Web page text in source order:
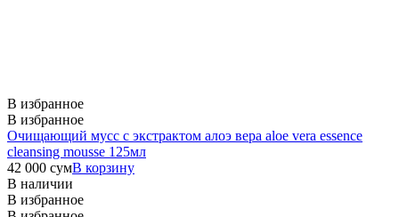
В избранное
В избранное
Очищающий мусс с экстрактом алоэ вера aloe vera essence
cleansing mousse 125мл
42 000 сумВ корзину
В наличии
В избранное